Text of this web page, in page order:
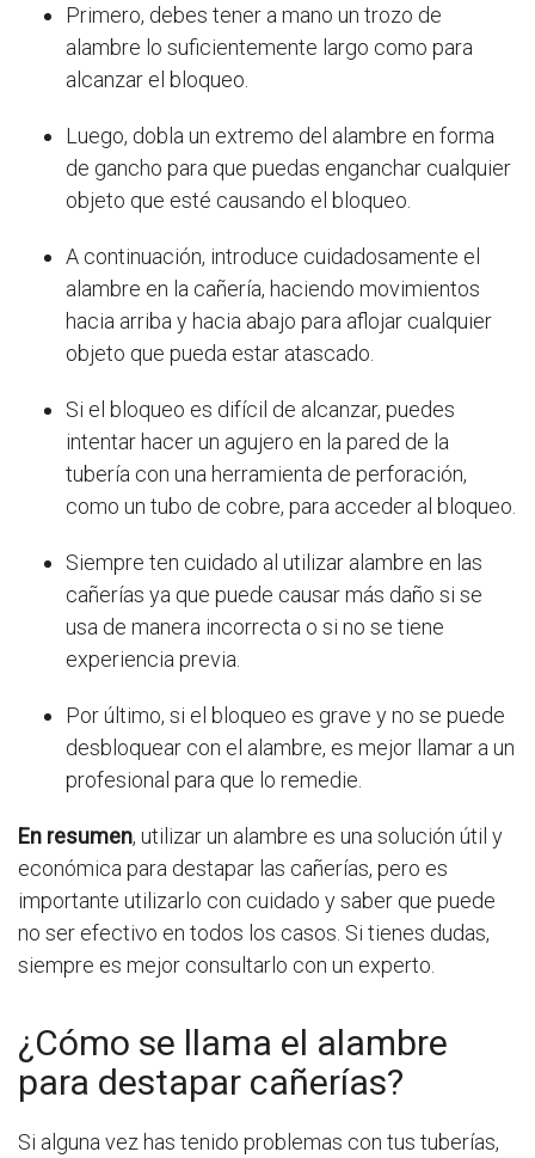
Primero, debes tener a mano un trozo de
alambre lo suficientemente largo como para
alcanzar el bloqueo.
Luego, dobla un extremo del alambre en forma
de gancho para que puedas enganchar cualquier
objeto que esté causando el bloqueo.
A continuación, introduce cuidadosamente el
alambre en la cañería, haciendo movimientos
hacia arriba y hacia abajo para aflojar cualquier
objeto que pueda estar atascado.
Si el bloqueo es difícil de alcanzar, puedes
intentar hacer un agujero en la pared de la
tubería con una herramienta de perforación,
como un tubo de cobre, para acceder al bloqueo.
Siempre ten cuidado al utilizar alambre en las
cañerías ya que puede causar más daño si se
usa de manera incorrecta o si no se tiene
experiencia previa.
Por último, si el bloqueo es grave y no se puede
desbloquear con el alambre, es mejor llamar a un
profesional para que lo remedie.
En resumen, utilizar un alambre es una solución útil y
económica para destapar las cañerías, pero es
importante utilizarlo con cuidado y saber que puede
no ser efectivo en todos los casos. Si tienes dudas,
siempre es mejor consultarlo con un experto.
¿Cómo se llama el alambre
para destapar cañerías?
Si alguna vez has tenido problemas con tus tuberías,